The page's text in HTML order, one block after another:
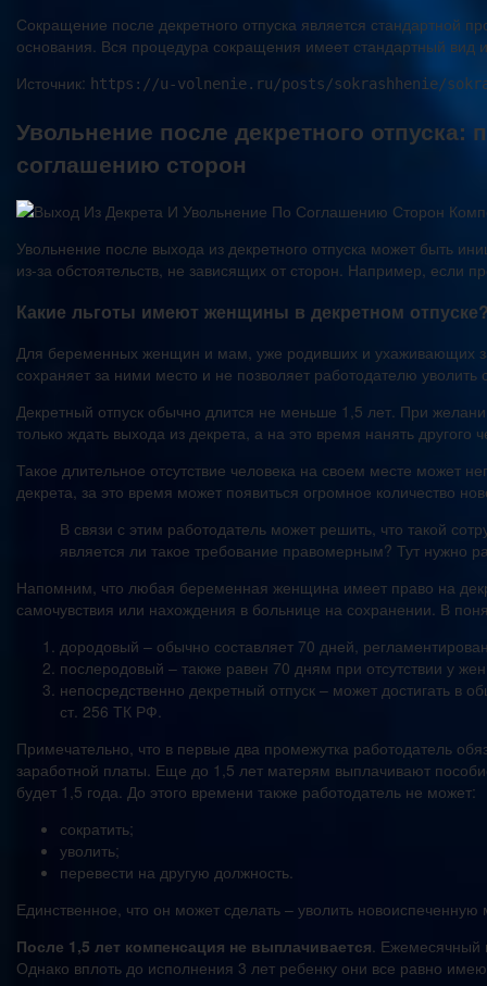
Сокращение после декретного отпуска является стандартной
основания. Вся процедура сокращения имеет стандартный вид
Источник: https://u-volnenie.ru/posts/sokrashhenie/
Увольнение после декретного
соглашению сторон
Увольнение после выхода из декретного отпуска может быть
из-за обстоятельств, не зависящих от сторон. Например, если
Какие льготы имеют женщины в декретном
Для беременных женщин и мам, уже родивших и ухаживающих за
сохраняет за ними место и не позволяет работодателю
Декретный отпуск обычно длится не меньше 1,5 лет. При
только ждать выхода из декрета, а на это время нанять другого
Такое длительное отсутствие человека на своем месте может
декрета, за это время может появиться огромное количество
В связи с этим работодатель может решить, что такой
является ли такое требование правомерным? Тут нужно
Напомним, что любая беременная женщина имеет право на
самочувствия или нахождения в больнице на сохранении. В
дородовый – обычно составляет 70 дней,
послеродовый – также равен 70 дням при отсутствии у
непосредственно декретный отпуск – может достигать в
ст. 256 ТК РФ.
Примечательно, что в первые два промежутка работодатель
заработной платы. Еще до 1,5 лет матерям выплачивают
будет 1,5 года. До этого времени также работодатель не может:
сократить;
уволить;
перевести на другую должность.
Единственное, что он может сделать – уволить
После 1,5 лет компенсация не выплачивается. Ежемесячный
Однако вплоть до исполнения 3 лет ребенку они все равно